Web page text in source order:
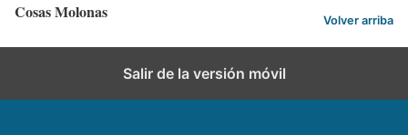
Cosas Molonas Volver arriba
Salir de la versión móvil